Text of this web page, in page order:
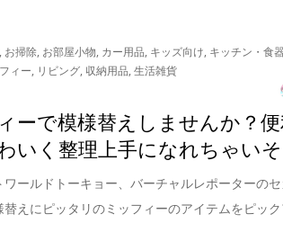
, お掃除, お部屋小物, カー用品, キッズ向け, キッチン・食器
ィー, リビング, 収納用品,生活雑貨
ーで模様替えしませんか？
いく整理上手になれちゃい
ールドトーキョー、バーチャルレポーターの
えにピッタリのミッフィーのアイテムをピッ